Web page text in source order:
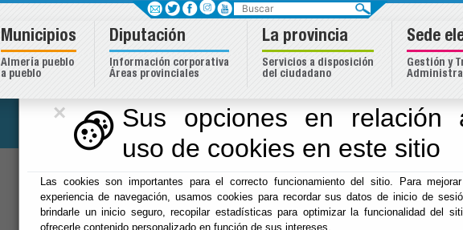
×
Sus opciones en relación
uso de cookies en este sitio
Las cookies son importantes para el correcto funcionamiento del sitio. Para
experiencia de navegación, usamos cookies para recordar sus datos de inicio de
brindarle un inicio seguro, recopilar estadísticas para optimizar la funcionalidad del
ofrecerle contenido personalizado en función de sus intereses.
Inicio -Diputación -
/Servicios/cmsdipro/
Buscar
Municipios
Almería pueblo
a pueblo
Diputación
Información corporativa
Áreas provinciales
La provincia
Servicios a disposición
del ciudadano
Sede
Gestión y